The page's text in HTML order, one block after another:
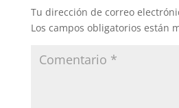
Tu dirección de correo
Los campos obligatorios están